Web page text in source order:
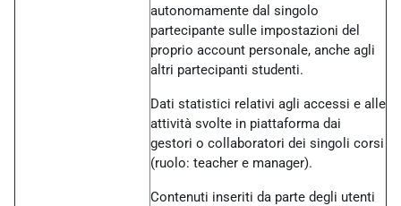
autonomamente dal singolo
partecipante sulle impostazioni del
proprio account personale, anche agli
altri partecipanti studenti.
Dati statistici relativi agli accessi e alle
attività svolte in piattaforma dai
gestori o collaboratori dei singoli corsi
(ruolo: teacher e manager).
Contenuti inseriti da parte degli utenti